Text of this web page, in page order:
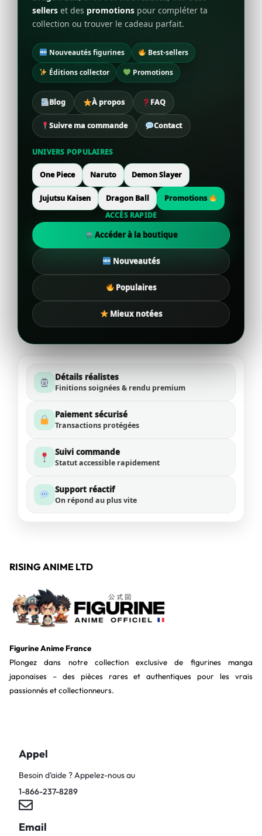
sellers et des promotions pour compléter ta
collection ou trouver le cadeau parfait.
Nouveautés figurines
Best-sellers
Éditions collector
Promotions
Blog À propos FAQ
Suivre ma commande Contact
UNIVERS POPULAIRES
One Piece Naruto Demon Slayer
Jujutsu Kaisen Dragon Ball
Promotions
ACCÈS RAPIDE
Accéder à la boutique
Nouveautés
Populaires
Mieux notées
Détails réalistes
Finitions soignées & rendu premium
Paiement sécurisé
Transactions protégées
Suivi commande
Statut accessible rapidement
Support réactif
On répond au plus vite
RISING ANIME LTD
Figurine Anime France
Plongez dans notre collection exclusive de figurines manga
japonaises – des pièces rares et authentiques pour les vrais
passionnés et collectionneurs.
Appel
Besoin d’aide ? Appelez-nous au
1-866-237-8289
Email